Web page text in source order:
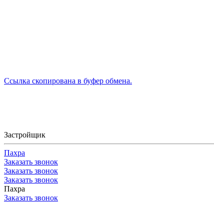
Ссылка скопирована в буфер обмена.
Застройщик
Пахра
Заказать звонок
Заказать звонок
Заказать звонок
Пахра
Заказать звонок